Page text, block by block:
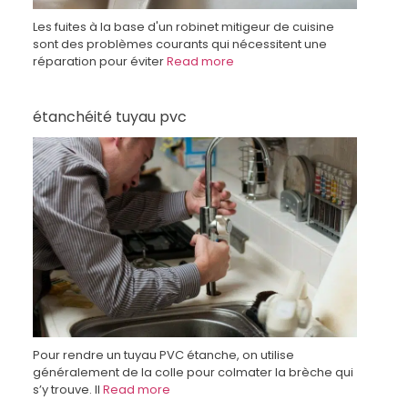
Les fuites à la base d'un robinet mitigeur de cuisine
sont des problèmes courants qui nécessitent une
réparation pour éviterRead more
étanchéité tuyau pvc
Pour rendre un tuyau PVC étanche, on utilise
généralement de la colle pour colmater la brèche qui
s’y trouve. Il Read more